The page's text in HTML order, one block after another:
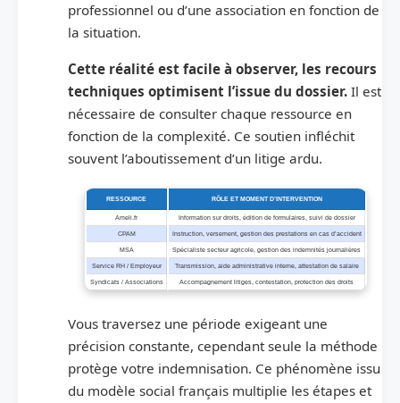
professionnel ou d’une association en fonction de
la situation.
Cette réalité est facile à observer, les recours
techniques optimisent l’issue du dossier. Il est
nécessaire de consulter chaque ressource en
fonction de la complexité. Ce soutien infléchit
souvent l’aboutissement d’un litige ardu.
RESSOURCE RÔLE ET MOMENT D’INTERVENTION
Ameli.fr Information sur droits, édition de formulaires, suivi de dossier
CPAM Instruction, versement, gestion des prestations en cas d’accident
MSA Spécialiste secteur agricole, gestion des indemnités journalières
Service RH / Employeur Transmission, aide administrative interne, attestation de salaire
Syndicats / Associations Accompagnement litiges, contestation, protection des droits
Vous traversez une période exigeant une
précision constante, cependant seule la méthode
protège votre indemnisation. Ce phénomène issu
du modèle social français multiplie les étapes et